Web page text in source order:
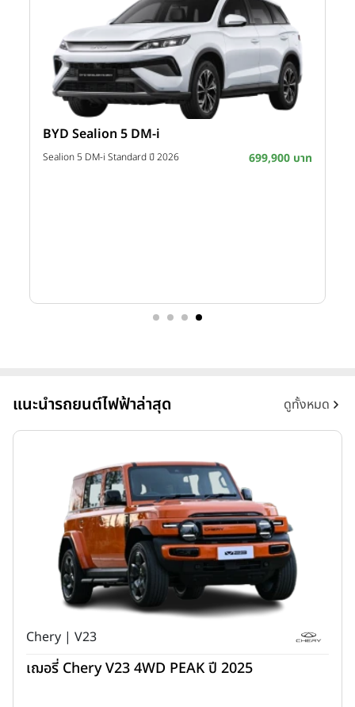
BYD Sealion 5 DM-i
Sealion 5 DM-i Standard ปี 2026 699,900 บาท
แนะนำรถยนต์ไฟฟ้าล่าสุด ดูทั้งหมด
Chery | V23
เฌอรี่ Chery V23 4WD PEAK ปี 2025